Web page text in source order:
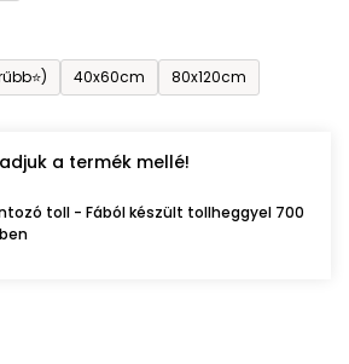
40x60cm 80x120cm
a termék mellé!
toll - Fából készült tollheggyel 700